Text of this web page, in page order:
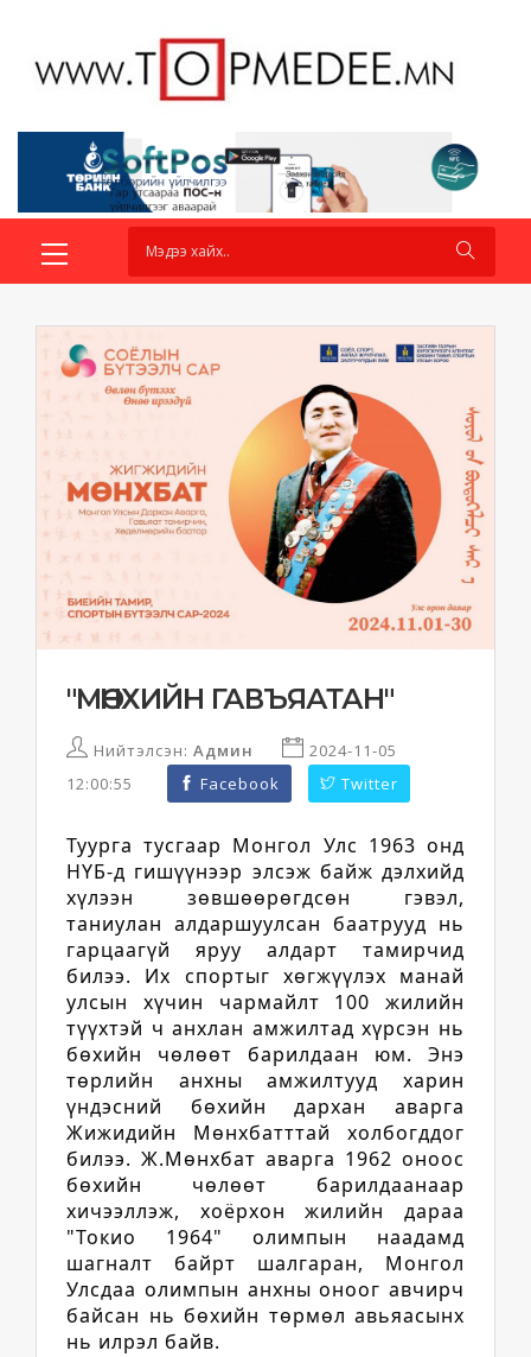
"МӨНХИЙН ГАВЪЯАТАН"
Нийтэлсэн: Админ
2024-11-05
12:00:55
Facebook Twitter
Туурга тусгаар Монгол Улс 1963 онд
НҮБ-д гишүүнээр элсэж байж дэлхийд
хүлээн зөвшөөрөгдсөн гэвэл,
таниулан алдаршуулсан баатрууд нь
гарцаагүй яруу алдарт тамирчид
билээ. Их спортыг хөгжүүлэх манай
улсын хүчин чармайлт 100 жилийн
түүхтэй ч анхлан амжилтад хүрсэн нь
бөхийн чөлөөт барилдаан юм. Энэ
төрлийн анхны амжилтууд харин
үндэсний бөхийн дархан аварга
Жижидийн Мөнхбатттай холбогддог
билээ. Ж.Мөнхбат аварга 1962 оноос
бөхийн чөлөөт барилдаанаар
хичээллэж, хоёрхон жилийн дараа
"Токио 1964" олимпын наадамд
шагналт байрт шалгаран, Монгол
Улсдаа олимпын анхны оноог авчирч
байсан нь бөхийн төрмөл авьяасынх
нь илрэл байв.